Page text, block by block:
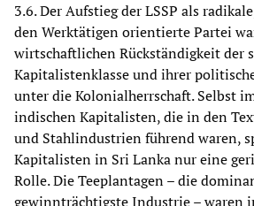
3.6. Der Aufstieg der LSSP als
den Werktätigen orientierte Partei
wirtschaftlichen Rückständigkeit der
Kapitalistenklasse und ihrer
unter die Kolonialherrschaft. Selbst
indischen Kapitalisten, die in den
und Stahlindustrien führend waren,
Kapitalisten in Sri Lanka nur eine
Rolle. Die Teeplantagen – die
gewinnträchtigste Industrie – waren